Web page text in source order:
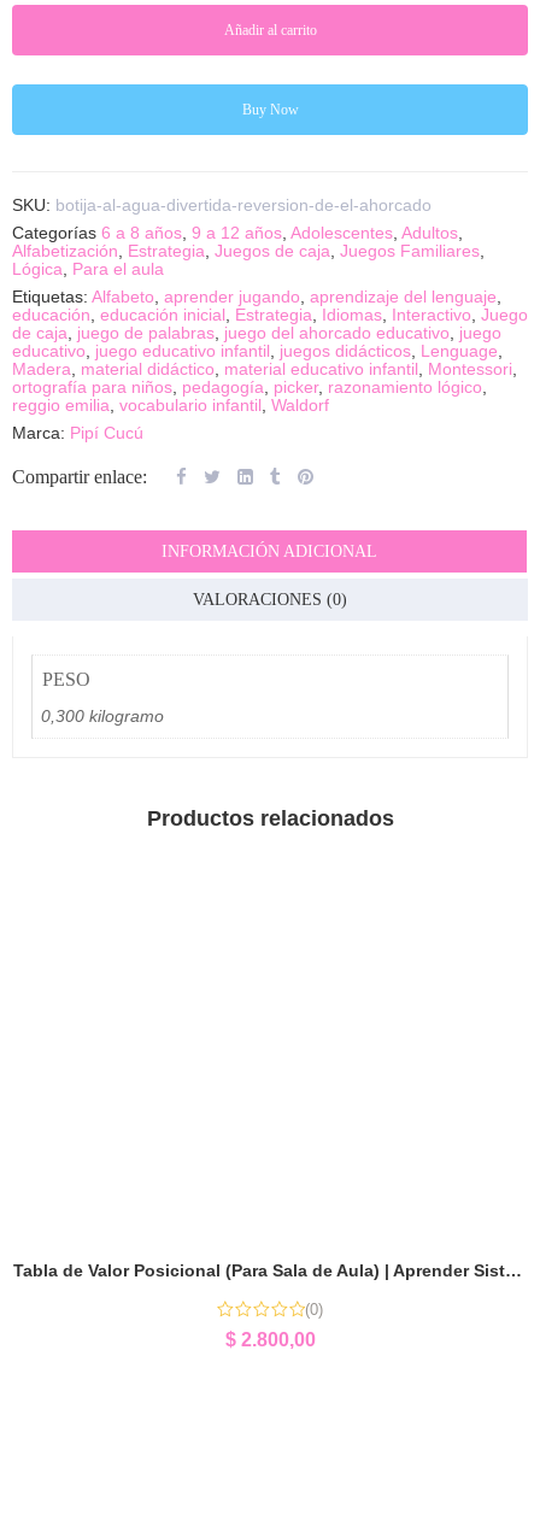
Añadir al carrito
Buy Now
SKU: botija-al-agua-divertida-reversion-de-el-ahorcado
Categorías 6 a 8 años 9 a 12 años Adolescentes Adultos
Alfabetización
Estrategia Juegos de caja Juegos Familiares
Lógica
Para el aula
Etiquetas: Alfabeto aprender jugando aprendizaje del lenguaje
educación educación inicial Estrategia Idiomas Interactivo Juego
de caja
juego de palabras juego del ahorcado educativo
juego
educativo
juego educativo infantil juegos didácticos Lenguage
Madera
material didáctico material educativo infantil Montessori
ortografía para niños pedagogía picker, razonamiento lógico
reggio emilia vocabulario infantil Waldorf
Marca: Pipí Cucú
Compartir enlace:
INFORMACIÓN ADICIONAL
VALORACIONES (0)
PESO
0,300 kilogramo
Productos relacionados
Tabla de Valor Posicional (Para Sala de Aula) | Aprender Sistema Decimal
(0)
$2.800,00